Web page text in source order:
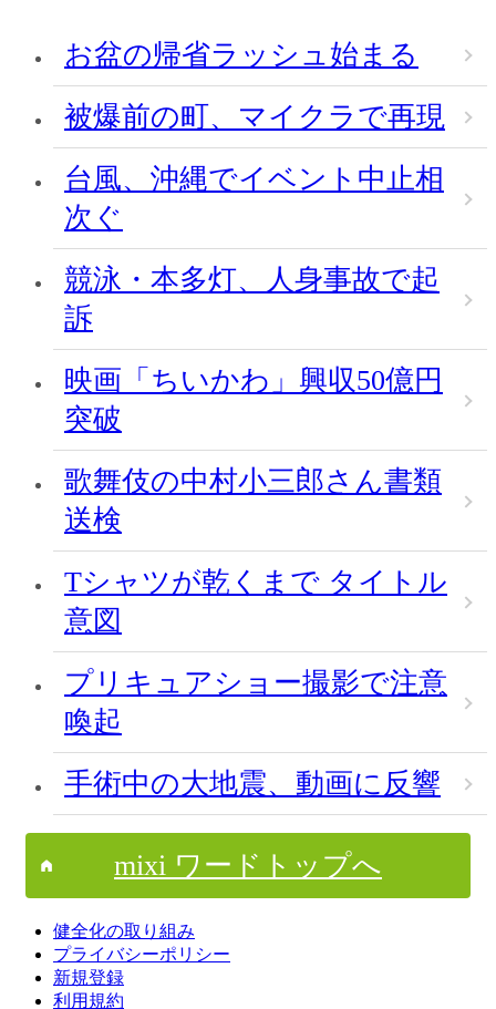
お盆の帰省ラッシュ始まる
被爆前の町、マイクラで再現
台風、沖縄でイベント中止相
次ぐ
競泳・本多灯、人身事故で起
訴
映画「ちいかわ」興収50億円
突破
歌舞伎の中村小三郎さん書類
送検
Tシャツが乾くまで タイトル
意図
プリキュアショー撮影で注意
喚起
手術中の大地震、動画に反響
mixi ワードトップへ
健全化の取り組み
プライバシーポリシー
新規登録
利用規約